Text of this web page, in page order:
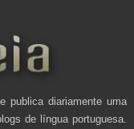
publica diariamente uma
de língua portuguesa.